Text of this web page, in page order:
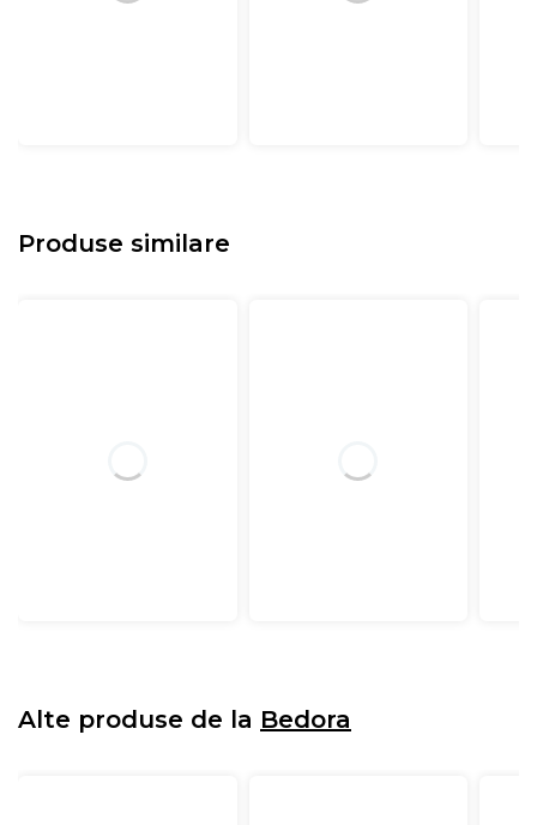
Produse similare
Alte produse de la Bedora